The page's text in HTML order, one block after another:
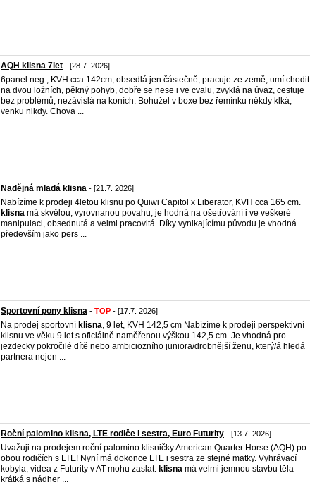
AQH klisna 7let - [28.7. 2026]
6panel neg., KVH cca 142cm, obsedlá jen částečně, pracuje ze země, umí chodit
na dvou ložních, pěkný pohyb, dobře se nese i ve cvalu, zvyklá na úvaz, cestuje
bez problémů, nezávislá na koních. Bohužel v boxe bez řemínku někdy klká,
venku nikdy. Chova ...
Nadějná mladá klisna - [21.7. 2026]
Nabízíme k prodeji 4letou klisnu po Quiwi Capitol x Liberator, KVH cca 165 cm.
klisna má skvělou, vyrovnanou povahu, je hodná na ošetřování i ve veškeré
manipulaci, obsednutá a velmi pracovitá. Díky vynikajícímu původu je vhodná
především jako pers ...
Sportovní pony klisna - TOP - [17.7. 2026]
Na prodej sportovní klisna, 9 let, KVH 142,5 cm Nabízíme k prodeji perspektivní
klisnu ve věku 9 let s oficiálně naměřenou výškou 142,5 cm. Je vhodná pro
jezdecky pokročilé dítě nebo ambiciozního juniora/drobnější ženu, který/á hledá
partnera nejen ...
Roční palomino klisna, LTE rodiče i sestra, Euro Futurity - [13.7. 2026]
Uvažuji na prodejem roční palomino klisničky American Quarter Horse (AQH) po
obou rodičích s LTE! Nyní má dokonce LTE i sestra ze stejné matky. Vyhrávací
kobyla, videa z Futurity v AT mohu zaslat. klisna má velmi jemnou stavbu těla -
krátká s nádher ...